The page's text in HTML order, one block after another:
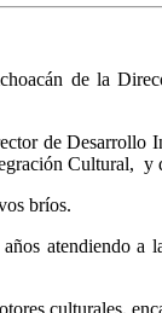
de la
de Desarrollo
Cultural, y
bríos.
atendiendo a
culturales,